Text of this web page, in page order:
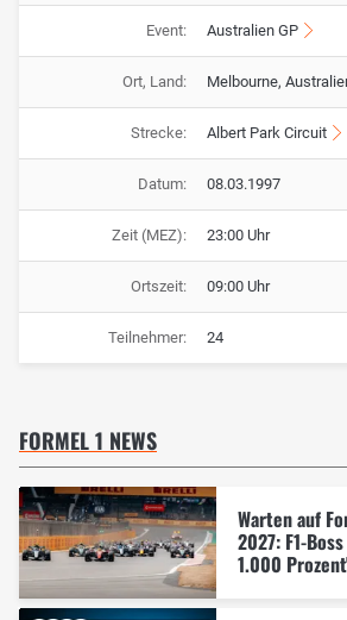
Event: Australien GP
Ort, Land: Melbourne,
Strecke: Albert Park Circuit
Datum: 08.03.1997
Zeit (MEZ): 23:00 Uhr
Ortszeit: 09:00 Uhr
Teilnehmer: 24
FORMEL 1 NEWS
Warten auf
2027: F1-
1.000